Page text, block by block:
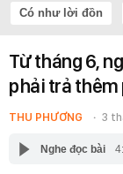
Có như lời đồn
Từ tháng 6,
phải trả thêm
THU PHƯƠNG 3
Nghe đọc bài